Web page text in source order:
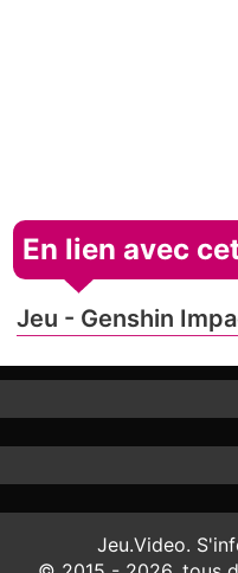
En lien avec
Jeu - Genshin
Jeu.Video.